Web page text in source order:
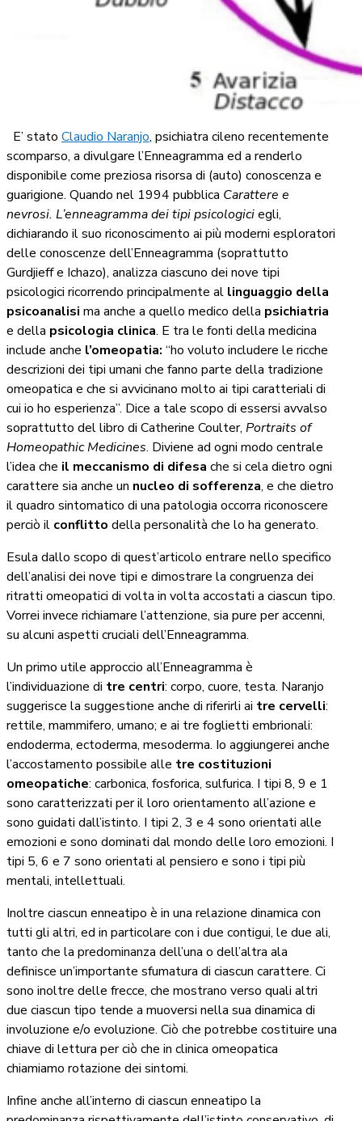
E’ stato Claudio Naranjo, psichiatra cileno recentemente
scomparso, a divulgare l’Enneagramma ed a renderlo
disponibile come preziosa risorsa di (auto) conoscenza e
guarigione. Quando nel 1994 pubblica Carattere e
nevrosi. L’enneagramma dei tipi psicologiciegli,
dichiarando il suo riconoscimento ai più moderni esploratori
delle conoscenze dell’Enneagramma (soprattutto
Gurdjieff e Ichazo), analizza ciascuno dei nove tipi
psicologici ricorrendo principalmente al linguaggio della
psicoanalisi ma anche a quello medico della psichiatria
e della psicologia clinica. E tra le fonti della medicina
include anche l’omeopatia: “ho voluto includere le ricche
descrizioni dei tipi umani che fanno parte della tradizione
omeopatica e che si avvicinano molto ai tipi caratteriali di
cui io ho esperienza”. Dice a tale scopo di essersi avvalso
soprattutto del libro di Catherine Coulter, Portraits of
Homeopathic Medicines. Diviene ad ogni modo centrale
l’idea che il meccanismo di difesa che si cela dietro ogni
carattere sia anche un nucleo di sofferenza, e che dietro
il quadro sintomatico di una patologia occorra riconoscere
perciò il conflitto della personalità che lo ha generato.
Esula dallo scopo di quest’articolo entrare nello specifico
dell’analisi dei nove tipi e dimostrare la congruenza dei
ritratti omeopatici di volta in volta accostati a ciascun tipo.
Vorrei invece richiamare l’attenzione, sia pure per accenni,
su alcuni aspetti cruciali dell’Enneagramma.
Un primo utile approccio all’Enneagramma è
l’individuazione di tre centri: corpo, cuore, testa. Naranjo
suggerisce la suggestione anche di riferirli ai tre cervelli:
rettile, mammifero, umano; e ai tre foglietti embrionali:
endoderma, ectoderma, mesoderma. Io aggiungerei anche
l’accostamento possibile alle tre costituzioni
omeopatiche: carbonica, fosforica, sulfurica. I tipi 8, 9 e 1
sono caratterizzati per il loro orientamento all’azione e
sono guidati dall’istinto. I tipi 2, 3 e 4 sono orientati alle
emozioni e sono dominati dal mondo delle loro emozioni. I
tipi 5, 6 e 7 sono orientati al pensiero e sono i tipi più
mentali, intellettuali.
Inoltre ciascun enneatipo è in una relazione dinamica con
tutti gli altri, ed in particolare con i due contigui, le due ali,
tanto che la predominanza dell’una o dell’altra ala
definisce un’importante sfumatura di ciascun carattere. Ci
sono inoltre delle frecce, che mostrano verso quali altri
due ciascun tipo tende a muoversi nella sua dinamica di
involuzione e/o evoluzione. Ciò che potrebbe costituire una
chiave di lettura per ciò che in clinica omeopatica
chiamiamo rotazione dei sintomi.
Infine anche all’interno di ciascun enneatipo la